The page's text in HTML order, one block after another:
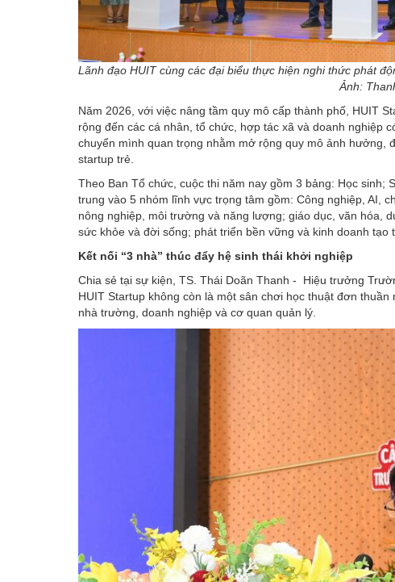
Lãnh đạo HUIT cùng các đại biểu thực hiện nghi thức phát
Ảnh:
Năm 2026, với việc nâng tầm quy mô cấp thành phố, HUIT
rộng đến các cá nhân, tổ chức, hợp tác xã và doanh
chuyển mình quan trọng nhằm mở rộng quy mô ảnh hưởng,
startup trẻ.
Theo Ban Tổ chức, cuộc thi năm nay gồm 3 bảng: Học sinh;
trung vào 5 nhóm lĩnh vực trọng tâm gồm: Công nghiệp, AI,
nông nghiệp, môi trường và năng lượng; giáo dục, văn hóa,
sức khỏe và đời sống; phát triển bền vững và kinh doanh tạo
Kết nối “3 nhà” thúc đẩy hệ sinh thái khởi nghiệp
Chia sẻ tại sự kiện, TS. Thái Doãn Thanh - Hiệu trưởng
HUIT Startup không còn là một sân chơi học thuật đơn
nhà trường, doanh nghiệp và cơ quan quản lý.